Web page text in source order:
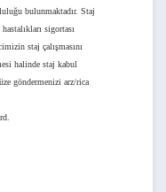
bulunmaktadır. Staj
sigortası
staj çalışmasını
halinde staj kabul
göndermenizi arz/rica